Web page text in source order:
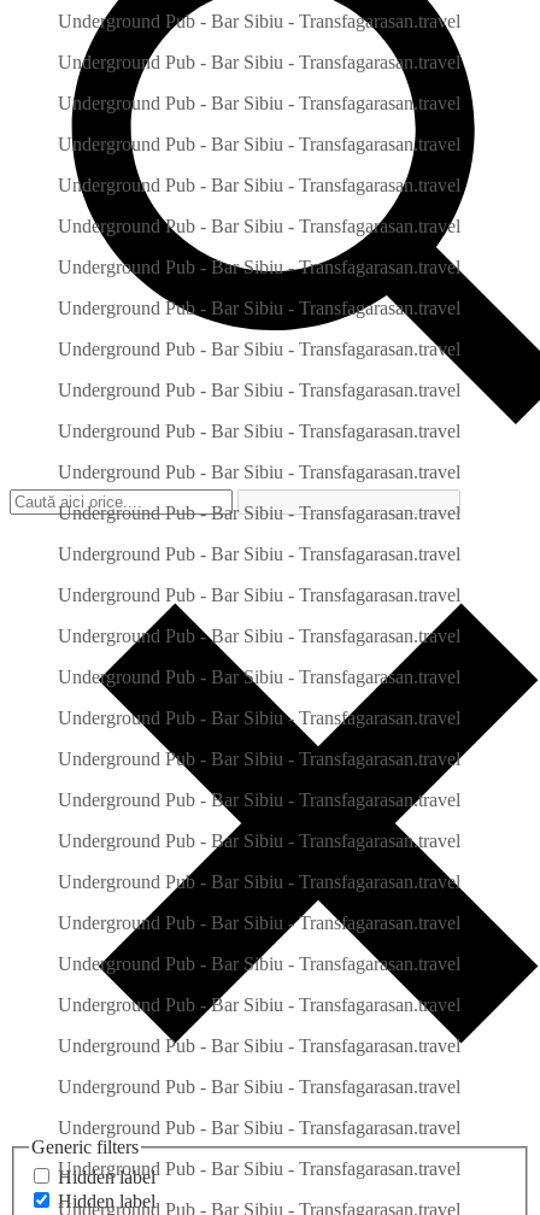
Generic filters
Hidden label
Hidden label
Underground Pub - Bar Sibiu - Transfagarasan.travel
Underground Pub - Bar Sibiu - Transfagarasan.travel
Underground Pub - Bar Sibiu - Transfagarasan.travel
Underground Pub - Bar Sibiu - Transfagarasan.travel
Underground Pub - Bar Sibiu - Transfagarasan.travel
Underground Pub - Bar Sibiu - Transfagarasan.travel
Underground Pub - Bar Sibiu - Transfagarasan.travel
Underground Pub - Bar Sibiu - Transfagarasan.travel
Underground Pub - Bar Sibiu - Transfagarasan.travel
Underground Pub - Bar Sibiu - Transfagarasan.travel
Underground Pub - Bar Sibiu - Transfagarasan.travel
Underground Pub - Bar Sibiu - Transfagarasan.travel
Underground Pub - Bar Sibiu - Transfagarasan.travel
Underground Pub - Bar Sibiu - Transfagarasan.travel
Underground Pub - Bar Sibiu - Transfagarasan.travel
Underground Pub - Bar Sibiu - Transfagarasan.travel
Underground Pub - Bar Sibiu - Transfagarasan.travel
Underground Pub - Bar Sibiu - Transfagarasan.travel
Underground Pub - Bar Sibiu - Transfagarasan.travel
Underground Pub - Bar Sibiu - Transfagarasan.travel
Underground Pub - Bar Sibiu - Transfagarasan.travel
Underground Pub - Bar Sibiu - Transfagarasan.travel
Underground Pub - Bar Sibiu - Transfagarasan.travel
Underground Pub - Bar Sibiu - Transfagarasan.travel
Underground Pub - Bar Sibiu - Transfagarasan.travel
Underground Pub - Bar Sibiu - Transfagarasan.travel
Underground Pub - Bar Sibiu - Transfagarasan.travel
Underground Pub - Bar Sibiu - Transfagarasan.travel
Underground Pub - Bar Sibiu - Transfagarasan.travel
Underground Pub - Bar Sibiu - Transfagarasan.travel